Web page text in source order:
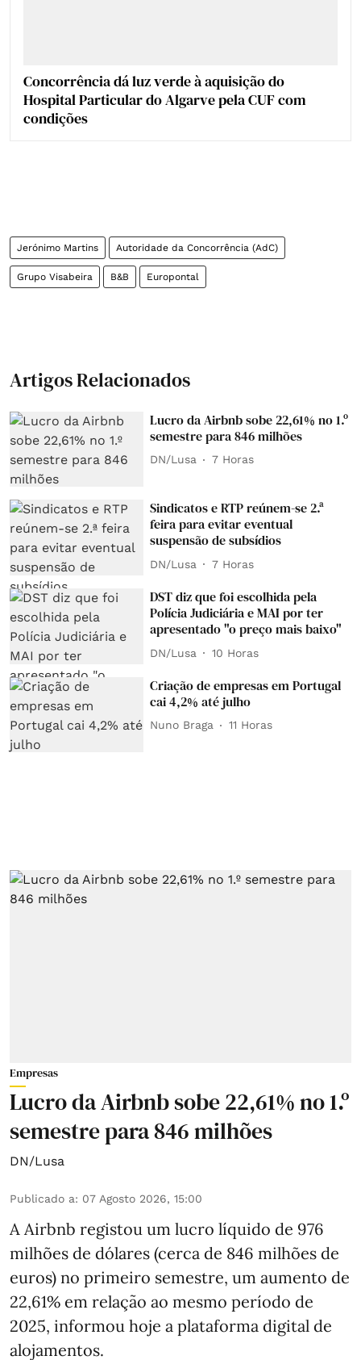
Concorrência dá luz verde à aquisição do
Hospital Particular do Algarve pela CUF com
condições
Jerónimo Martins Autoridade da Concorrência (AdC)
Grupo Visabeira B&B Europontal
Artigos Relacionados
Lucro da Airbnb sobe 22,61% no 1.º
semestre para 846 milhões
DN/Lusa 7 Horas
Sindicatos e RTP reúnem-se 2.ª
feira para evitar eventual
suspensão de subsídios
DN/Lusa 7 Horas
DST diz que foi escolhida pela
Polícia Judiciária e MAI por ter
apresentado "o preço mais baixo"
DN/Lusa 10 Horas
Criação de empresas em Portugal
cai 4,2% até julho
Nuno Braga 11 Horas
Empresas
Lucro da Airbnb sobe 22,61% no 1.º
semestre para 846 milhões
DN/Lusa
Publicado a: 07 Agosto 2026, 15:00
A Airbnb registou um lucro líquido de 976
milhões de dólares (cerca de 846 milhões de
euros) no primeiro semestre, um aumento de
22,61% em relação ao mesmo período de
2025, informou hoje a plataforma digital de
alojamentos.